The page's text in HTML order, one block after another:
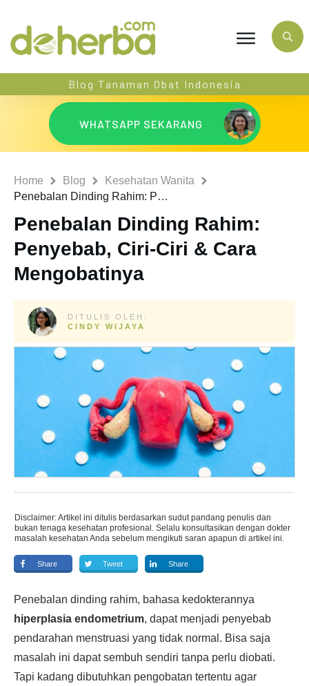
Blog Tanaman Obat Indonesia
WHATSAPP SEKARANG
Home Blog
Kesehatan Wanita
Penebalan Dinding Rahim: Penyebab, Ciri-Ciri & Cara Mengobatinya
Penebalan Dinding Rahim:
Penyebab, Ciri-Ciri & Cara
Mengobatinya
DITULIS OLEH:
CINDY WIJAYA
Disclaimer: Artikel ini ditulis berdasarkan sudut pandang penulis dan
bukan tenaga kesehatan profesional. Selalu konsultasikan dengan dokter
masalah kesehatan Anda sebelum mengikuti saran apapun di artikel ini.
Share Tweet Share
Penebalan dinding rahim, bahasa kedokterannya
hiperplasia endometrium, dapat menjadi penyebab
pendarahan menstruasi yang tidak normal. Bisa saja
masalah ini dapat sembuh sendiri tanpa perlu diobati.
Tapi kadang dibutuhkan pengobatan tertentu agar